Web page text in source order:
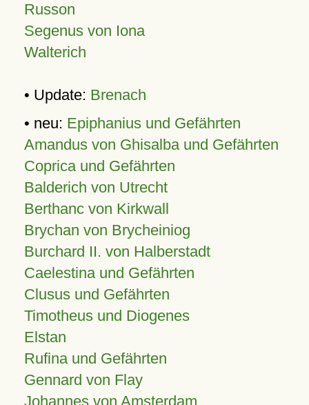
Russon
Segenus von Iona
Walterich
• Update: Brenach
• neu: Epiphanius und Gefährten
Amandus von Ghisalba und Gefährten
Coprica und Gefährten
Balderich von Utrecht
Berthanc von Kirkwall
Brychan von Brycheiniog
Burchard II. von Halberstadt
Caelestina und Gefährten
Clusus und Gefährten
Timotheus und Diogenes
Elstan
Rufina und Gefährten
Gennard von Flay
Johannes von Amsterdam